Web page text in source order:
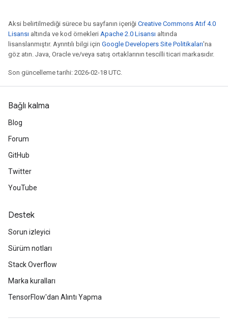
Aksi belirtilmediği sürece bu sayfanın içeriği Creative Commons Atıf 4.0
Lisansı altında ve kod örnekleri Apache 2.0 Lisansı altında
lisanslanmıştır. Ayrıntılı bilgi için Google Developers Site Politikaları'na
göz atın. Java, Oracle ve/veya satış ortaklarının tescilli ticari markasıdır.
Son güncelleme tarihi: 2026-02-18 UTC.
Bağlı kalma
Blog
Forum
GitHub
Twitter
YouTube
Destek
Sorun izleyici
Sürüm notları
Stack Overflow
Marka kuralları
TensorFlow'dan Alıntı Yapma